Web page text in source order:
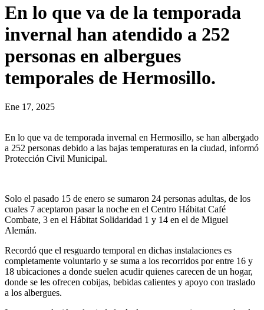
En lo que va de la temporada
invernal han atendido a 252
personas en albergues
temporales de Hermosillo.
Ene 17, 2025
En lo que va de temporada invernal en Hermosillo, se han albergado
a 252 personas debido a las bajas temperaturas en la ciudad, informó
Protección Civil Municipal.
Solo el pasado 15 de enero se sumaron 24 personas adultas, de los
cuales 7 aceptaron pasar la noche en el Centro Hábitat Café
Combate, 3 en el Hábitat Solidaridad 1 y 14 en el de Miguel
Alemán.
Recordó que el resguardo temporal en dichas instalaciones es
completamente voluntario y se suma a los recorridos por entre 16 y
18 ubicaciones a donde suelen acudir quienes carecen de un hogar,
donde se les ofrecen cobijas, bebidas calientes y apoyo con traslado
a los albergues.